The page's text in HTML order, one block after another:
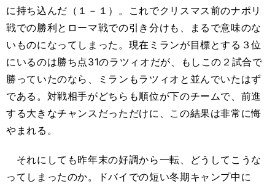
に持ち込んだ（１－１）。これでクリスマス前のナポリ
戦での勝利とローマ戦での引き分けも、まるで意味のな
いものになってしまった。現在ミランが目標とする３位
にいるのは勝ち点31のラツィオだが、もしこの２試合で
勝っていたのなら、ミランもラツィオと並んでいたはず
である。対戦相手がどちらも順位が下のチームで、前進
する大きなチャンスだっただけに、この結果は非常に悔
やまれる。
それにしても昨年末の好調から一転、どうしてこうな
ってしまったのか。ドバイでの短い冬期キャンプ中に